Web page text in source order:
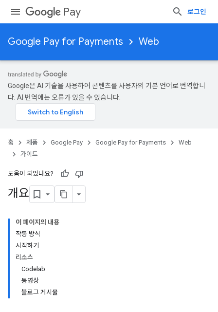
Pay 로그인
Google Pay for Payments Web
Google은 AI 기술을 사용하여 콘텐츠를 사용자의 기본 언어로 번역합니
다. AI 번역에는 오류가 있을 수 있습니다.
홈 제품 Google Pay Google Pay for Payments
Web
가이드
도움이 되었나요?
개요
이 페이지의 내용
작동 방식
시작하기
리소스
Codelab
동영상
블로그 게시물